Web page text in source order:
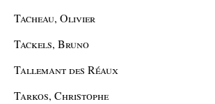
Tacheau, Olivier
Tackels, Bruno
Tallemant des Réaux
Tarkos, Christophe